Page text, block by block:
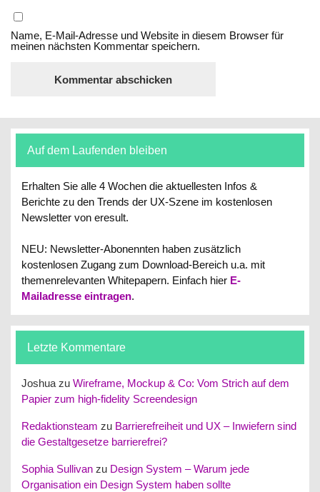
Name, E-Mail-Adresse und Website in diesem Browser für
meinen nächsten Kommentar speichern.
Auf dem Laufenden bleiben
Erhalten Sie alle 4 Wochen die aktuellesten Infos &
Berichte zu den Trends der UX-Szene im kostenlosen
Newsletter von eresult.
NEU: Newsletter-Abonennten haben zusätzlich
kostenlosen Zugang zum Download-Bereich u.a. mit
themenrelevanten Whitepapern. Einfach hier E-
Mailadresse eintragen.
Letzte Kommentare
Joshua zuWireframe, Mockup & Co: Vom Strich auf dem
Papier zum high-fidelity Screendesign
Redaktionsteam zu Barrierefreiheit und UX – Inwiefern sind
die Gestaltgesetze barrierefrei?
Sophia Sullivan zu Design System – Warum jede
Organisation ein Design System haben sollte